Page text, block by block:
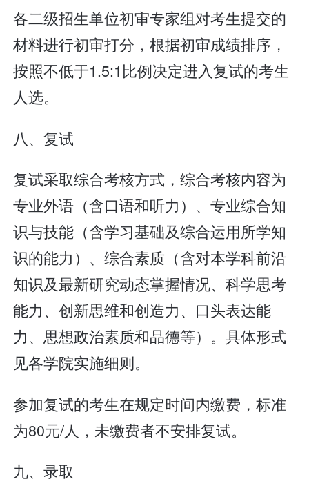
各二级招生单位初审专家组对考生提交的
材料进行初审打分，根据初审成绩排序，
按照不低于1.5:1比例决定进入复试的考生
人选。
八、复试
复试采取综合考核方式，综合考核内容为
专业外语（含口语和听力）、专业综合知
识与技能（含学习基础及综合运用所学知
识的能力）、综合素质（含对本学科前沿
知识及最新研究动态掌握情况、科学思考
能力、创新思维和创造力、口头表达能
力、思想政治素质和品德等）。具体形式
见各学院实施细则。
参加复试的考生在规定时间内缴费，标准
为80元/人，未缴费者不安排复试。
九、录取